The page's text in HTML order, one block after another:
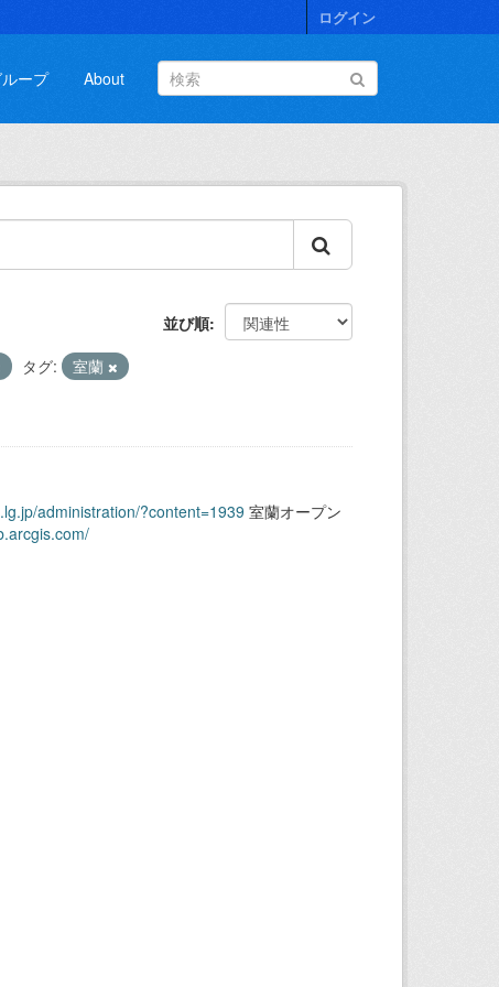
ログイン
ープ About
並び順
タグ:
室蘭
administration/?content=1939 室蘭オープン